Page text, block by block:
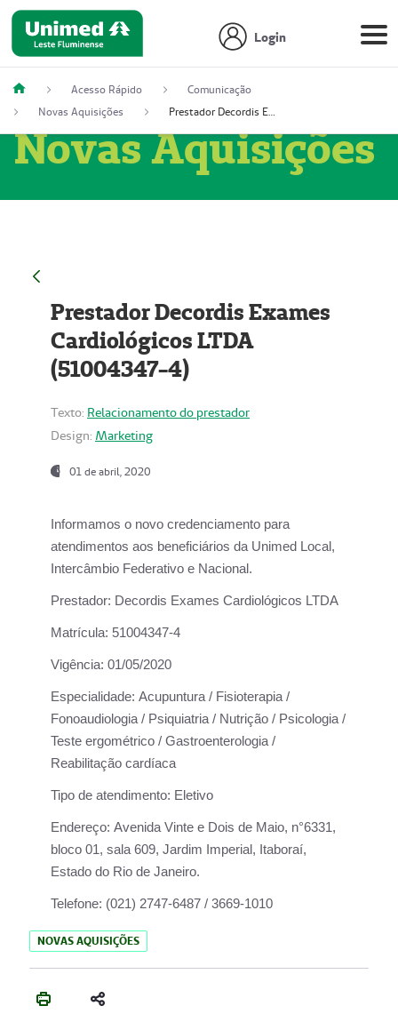
Login
Acesso Rápido
Comunicação
Novas Aquisições
Prestador Decordis Exames Cardiológicos LTDA (51004347-4)
Novas Aquisições
Prestador Decordis Exames
Cardiológicos LTDA
(51004347-4)
Texto: Relacionamento do prestador
Design: Marketing
01 de abril, 2020
Informamos o novo credenciamento para
atendimentos aos beneficiários da Unimed Local,
Intercâmbio Federativo e Nacional.
Prestador: Decordis Exames Cardiológicos LTDA
Matrícula: 51004347-4
Vigência: 01/05/2020
Especialidade: Acupuntura / Fisioterapia /
Fonoaudiologia / Psiquiatria / Nutrição / Psicologia /
Teste ergométrico / Gastroenterologia /
Reabilitação cardíaca
Tipo de atendimento: Eletivo
Endereço: Avenida Vinte e Dois de Maio, n°6331,
bloco 01, sala 609, Jardim Imperial, Itaboraí,
Estado do Rio de Janeiro.
Telefone: (021) 2747-6487 / 3669-1010
NOVAS AQUISIÇÕES